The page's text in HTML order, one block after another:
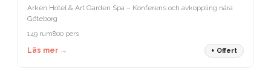
Arken Hotel & Art Garden Spa – Konferens och avkoppling nära
Göteborg
149 rum800 pers
Läs mer → + Offert